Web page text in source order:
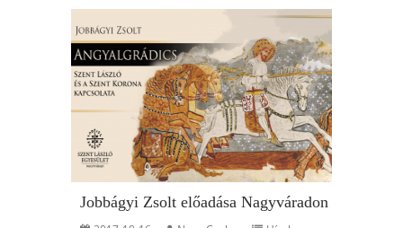
Jobbágyi Zsolt előadása Nagyváradon